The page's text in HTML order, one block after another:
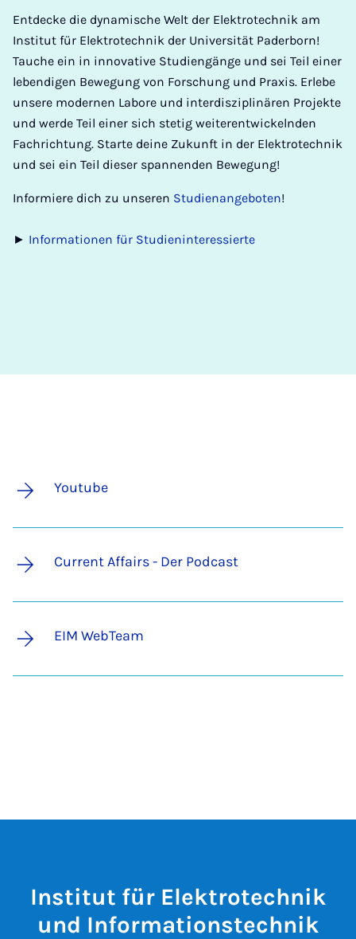
Entdecke die dynamische Welt der Elektrotechnik am
Institut für Elektrotechnik der Universität Paderborn!
Tauche ein in innovative Studiengänge und sei Teil einer
lebendigen Bewegung von Forschung und Praxis. Erlebe
unsere modernen Labore und interdisziplinären Projekte
und werde Teil einer sich stetig weiterentwickelnden
Fachrichtung. Starte deine Zukunft in der Elektrotechnik
und sei ein Teil dieser spannenden Bewegung!
Informiere dich zu unseren Studienangeboten!
► Informationen für Studieninteressierte
Youtube
Current Affairs - Der Podcast
EIM WebTeam
Institut für Elektrotechnik
und Informationstechnik